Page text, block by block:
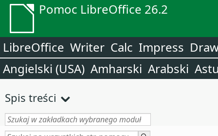
Pomoc LibreOffice 26.2
LibreOffice Writer Calc Impress
Angielski (USA) Amharski Arabski
Spis treści